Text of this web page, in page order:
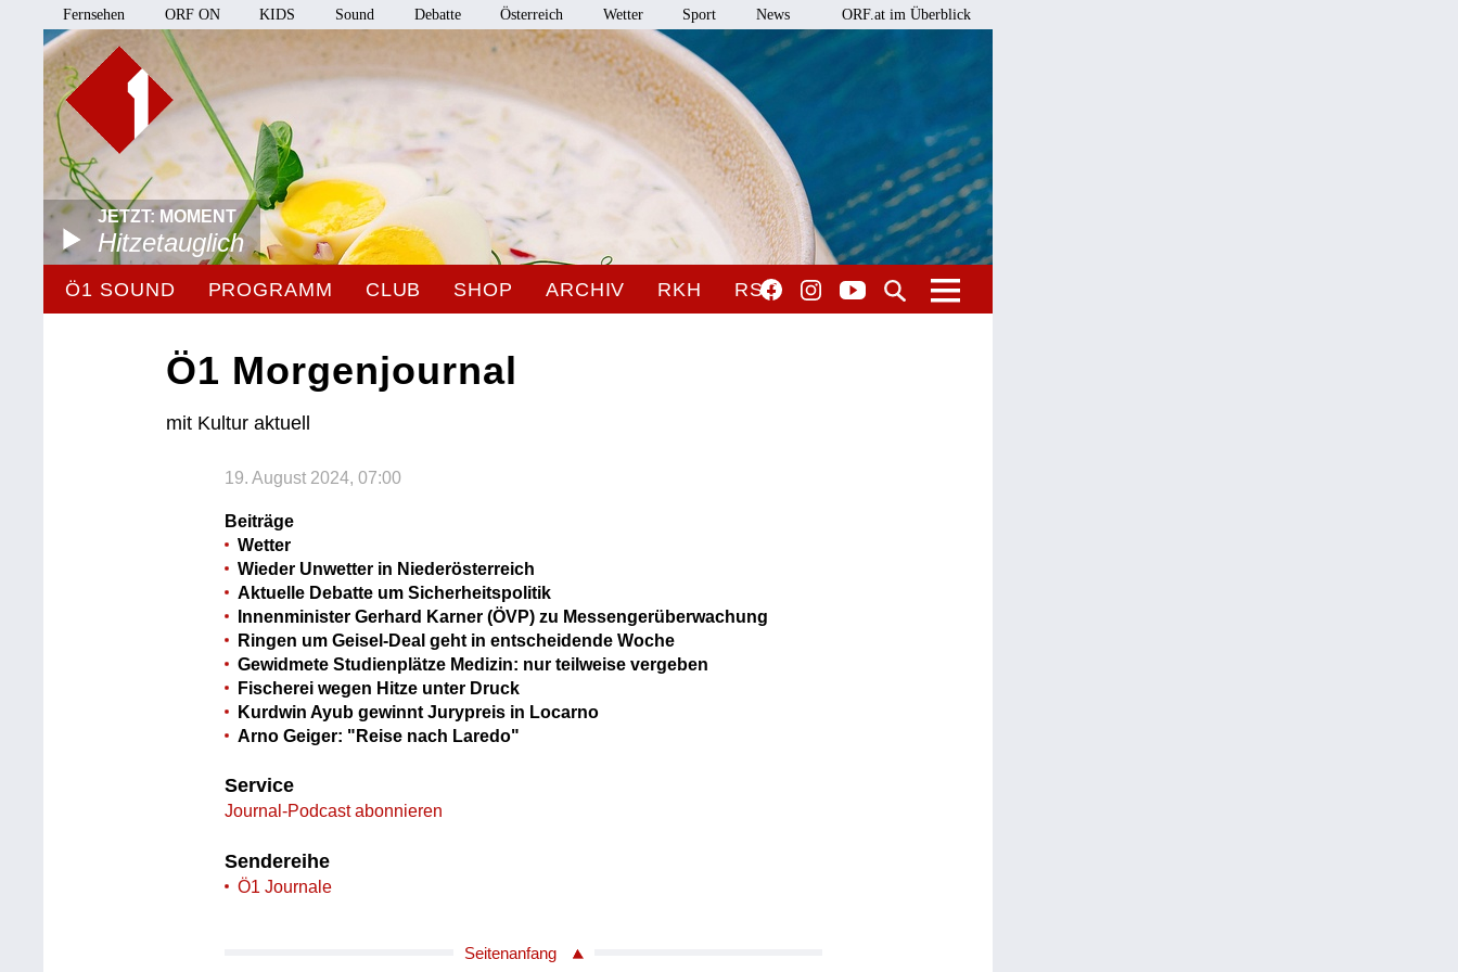
Fernsehen ORF ON KIDS Sound Debatte Österreich Wetter Sport News ORF.at im Überblick
JETZT: MOMENT
Hitzetauglich
Ö1 SOUND PROGRAMM CLUB SHOP ARCHIV RKH RSO
Ö1 Morgenjournal
mit Kultur aktuell
19. August 2024, 07:00
Beiträge
Wetter
Wieder Unwetter in Niederösterreich
Aktuelle Debatte um Sicherheitspolitik
Innenminister Gerhard Karner (ÖVP) zu Messengerüberwachung
Ringen um Geisel-Deal geht in entscheidende Woche
Gewidmete Studienplätze Medizin: nur teilweise vergeben
Fischerei wegen Hitze unter Druck
Kurdwin Ayub gewinnt Jurypreis in Locarno
Arno Geiger: "Reise nach Laredo"
Service
Journal-Podcast abonnieren
Sendereihe
Ö1 Journale
Seitenanfang